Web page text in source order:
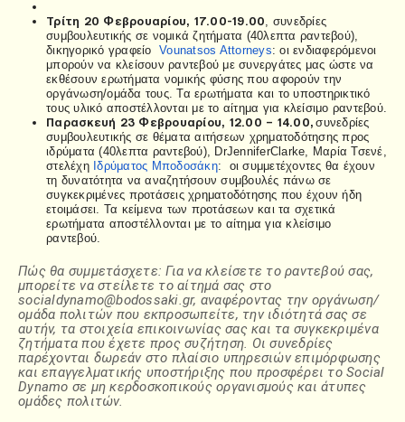
Τρίτη 20 Φεβρουαρίου, 17.00-19.00 , συνεδρίες
συμβουλευτικής σε νομικά ζητήματα (40λεπτα ραντεβού),
δικηγορικό γραφείο Vounatsos Attorneys: οι ενδιαφερόμενοι
μπορούν να κλείσουν ραντεβού με συνεργάτες μας ώστε να
εκθέσουν ερωτήματα νομικής φύσης που αφορούν την
οργάνωση/ομάδα τους. Τα ερωτήματα και το υποστηρικτικό
τους υλικό αποστέλλονται με το αίτημα για κλείσιμο ραντεβού.
Παρασκευή 23 Φεβρουαρίου, 12.00 – 14.00,συνεδρίες
συμβουλευτικής σε θέματα αιτήσεων χρηματοδότησης προς
ιδρύματα (40λεπτα ραντεβού),
DrJenniferClarke , Μαρία Τσενέ,
στελέχη Ιδρύματος Μποδοσάκη: οι συμμετέχοντες θα έχουν
τη δυνατότητα να αναζητήσουν συμβουλές πάνω σε
συγκεκριμένες προτάσεις χρηματοδότησης που έχουν ήδη
ετοιμάσει. Τα κείμενα των προτάσεων και τα σχετικά
ερωτήματα αποστέλλονται με το αίτημα για κλείσιμο
ραντεβού.
Πώς θα συμμετάσχετε: Για να κλείσετε το ραντεβού σας,
μπορείτε να στείλετε το αίτημά σας στο
socialdynamo@bodossaki.gr, αναφέροντας την οργάνωση/
ομάδα πολιτών που εκπροσωπείτε, την ιδιότητά σας σε
αυτήν, τα στοιχεία επικοινωνίας σας και τα συγκεκριμένα
ζητήματα που έχετε προς συζήτηση. Οι συνεδρίες
παρέχονται δωρεάν στο πλαίσιο υπηρεσιών επιμόρφωσης
και επαγγελματικής υποστήριξης που προσφέρει το Social
Dynamo σε μη κερδοσκοπικούς οργανισμούς και άτυπες
ομάδες πολιτών.